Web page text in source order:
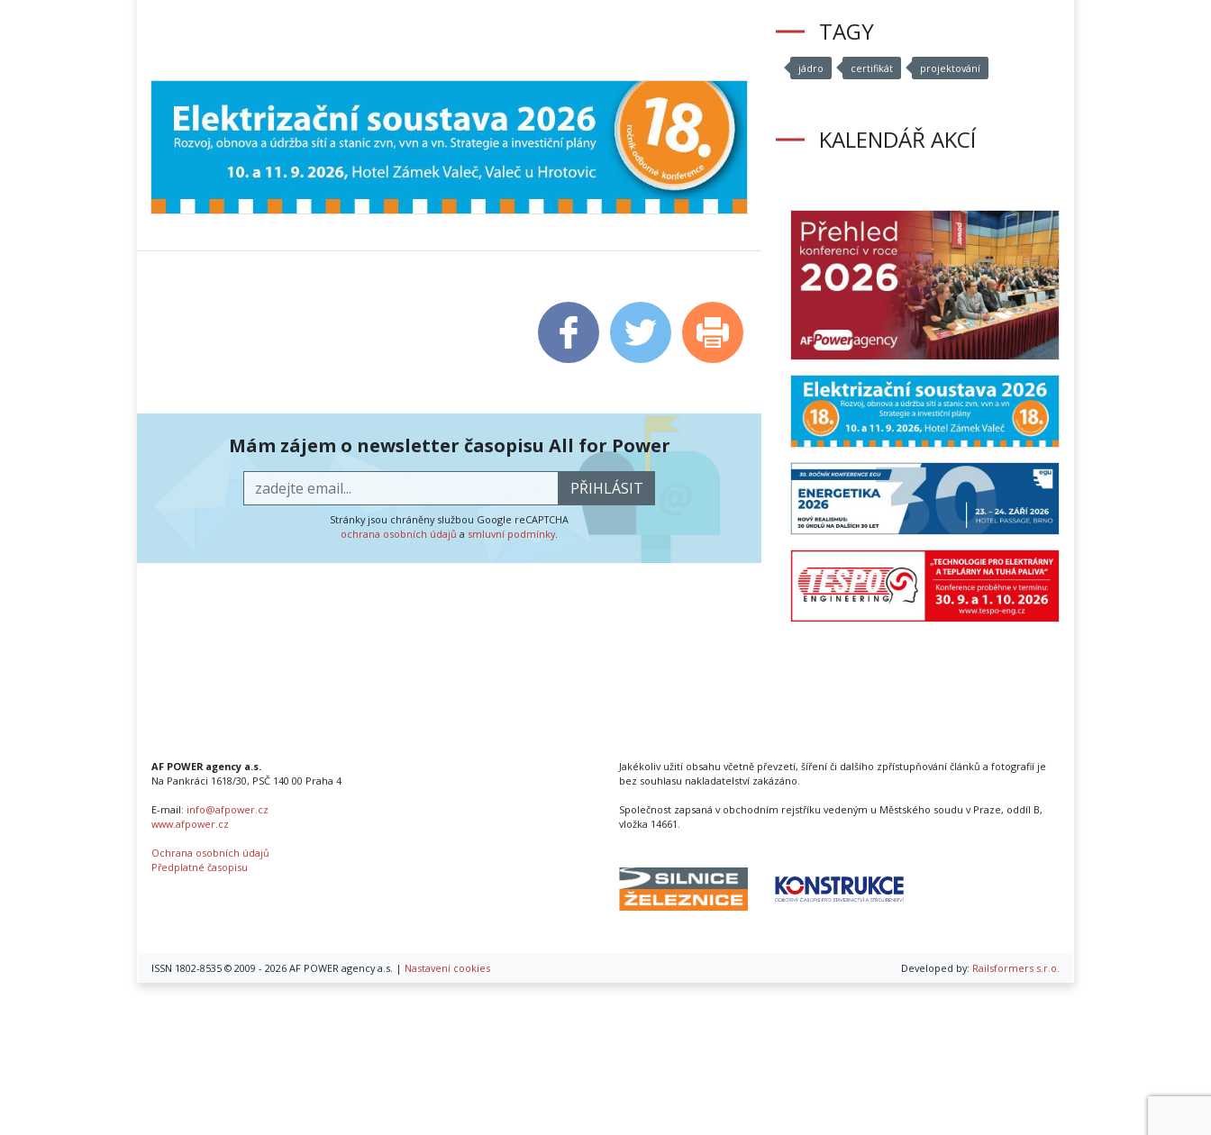
Mám zájem o newsletter časopisu All for Power
PŘIHLÁSIT
Stránky jsou chráněny službou Google reCAPTCHA
ochrana osobních údajů a smluvní podmínky.
TAGY
jádro certifikát projektování
KALENDÁŘ AKCÍ
AF POWER agency a.s.
Na Pankráci 1618/30, PSČ 140 00 Praha 4
E-mail: info@afpower.cz
www.afpower.cz
Ochrana osobních údajů
Předplatné časopisu
Jakékoliv užití obsahu včetně převzetí, šíření či dalšího zpřístupňování článků a fotografií je
bez souhlasu nakladatelství zakázáno.
Společnost zapsaná v obchodním rejstříku vedeným u Městského soudu v Praze, oddíl B,
vložka 14661.
ISSN 1802-8535 © 2009 - 2026 AF POWER agency a.s. | Nastavení cookies Developed by: Railsformers s.r.o.